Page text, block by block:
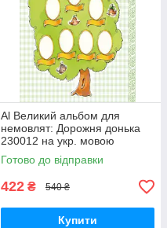
Al Великий альбом для
немовлят: Дорожня донька
230012 на укр. мовою
Готово до відправки
422 ₴ 540 ₴
Купити